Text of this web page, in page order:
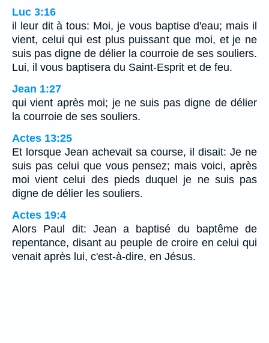
Luc 3:16
il leur dit à tous: Moi, je vous baptise d'eau; mais il
vient, celui qui est plus puissant que moi, et je ne
suis pas digne de délier la courroie de ses souliers.
Lui, il vous baptisera du Saint-Esprit et de feu.
Jean 1:27
qui vient après moi; je ne suis pas digne de délier
la courroie de ses souliers.
Actes 13:25
Et lorsque Jean achevait sa course, il disait: Je ne
suis pas celui que vous pensez; mais voici, après
moi vient celui des pieds duquel je ne suis pas
digne de délier les souliers.
Actes 19:4
Alors Paul dit: Jean a baptisé du baptême de
repentance, disant au peuple de croire en celui qui
venait après lui, c'est-à-dire, en Jésus.